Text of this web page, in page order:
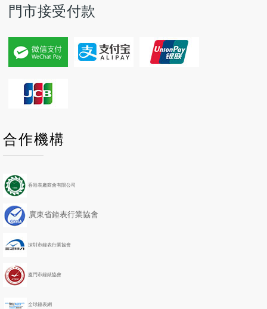
門市接受付款
合作機構
香港表廠商會有限公司
廣東省鐘表行業協會
深圳市鐘表行業協會
廈門市鐘錶協會
全球鐘表網
r
e
o
s
a
r
e
i
o
u
s
M
o
n
h
N
e
x
Y
e
a
r
N
e
x